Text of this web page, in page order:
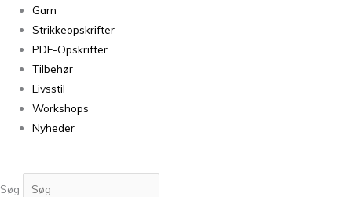
Garn
Strikkeopskrifter
PDF-Opskrifter
Tilbehør
Livsstil
Workshops
Nyheder
Søg